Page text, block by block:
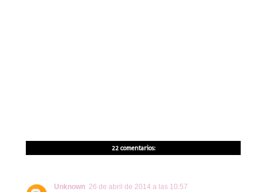
22 comentarios:
Unknown 26 de abril de 2014 a las 10:57